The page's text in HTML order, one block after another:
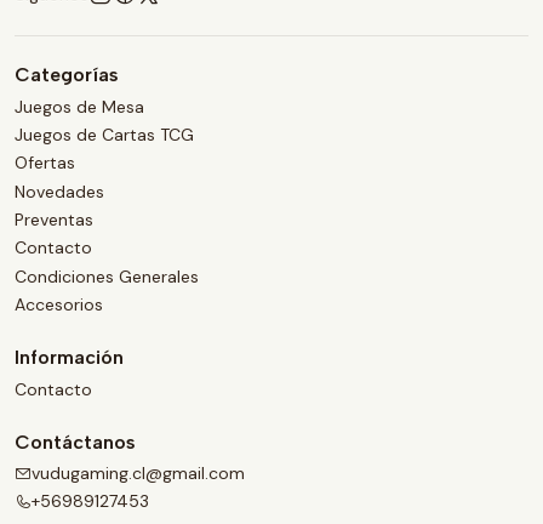
Categorías
Juegos de Mesa
Juegos de Cartas TCG
Ofertas
Novedades
Preventas
Contacto
Condiciones Generales
Accesorios
Información
Contacto
Contáctanos
vudugaming.cl@gmail.com
+56989127453